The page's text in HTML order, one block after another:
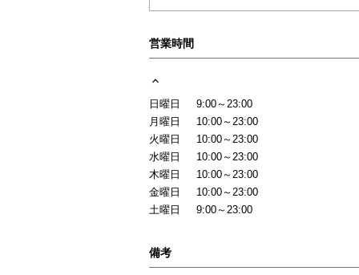
営業時間
日曜日
9:00～23:00
月曜日
10:00～23:00
火曜日
10:00～23:00
水曜日
10:00～23:00
木曜日
10:00～23:00
金曜日
10:00～23:00
土曜日
9:00～23:00
備考